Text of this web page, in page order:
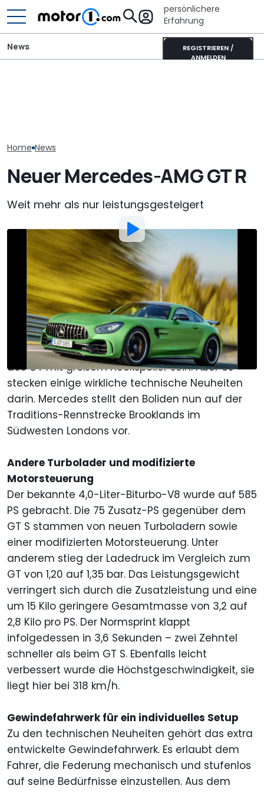
persönlichere
Erfahrung
REGISTRIEREN /
ANMELDEN
News
Home News
Neuer Mercedes-AMG GT R
Weit mehr als nur leistungsgesteigert
Von:Stefan Leichsenring
24. Jun. 2016um11:57 Uhr
Als bevorzugte Quelle Motor1.com
auf Google hinzufügen
Auf den ersten Blick mag der neue Mercedes-
AMG GT R nur eine leistungsgesteigerte Version
des GT mit großem Heckspoiler sein. Aber es
stecken einige wirkliche technische Neuheiten
darin. Mercedes stellt den Boliden nun auf der
Traditions-Rennstrecke Brooklands im
Südwesten Londons vor.
Andere Turbolader und modifizierte
Motorsteuerung
Der bekannte 4,0-Liter-Biturbo-V8 wurde auf 585
PS gebracht. Die 75 Zusatz-PS gegenüber dem
GT S stammen von neuen Turboladern sowie
einer modifizierten Motorsteuerung. Unter
anderem stieg der Ladedruck im Vergleich zum
GT von 1,20 auf 1,35 bar. Das Leistungsgewicht
verringert sich durch die Zusatzleistung und eine
um 15 Kilo geringere Gesamtmasse von 3,2 auf
2,8 Kilo pro PS. Der Normsprint klappt
infolgedessen in 3,6 Sekunden – zwei Zehntel
schneller als beim GT S. Ebenfalls leicht
verbessert wurde die Höchstgeschwindigkeit, sie
liegt hier bei 318 km/h.
Gewindefahrwerk für ein individuelles Setup
Zu den technischen Neuheiten gehört das extra
entwickelte Gewindefahrwerk. Es erlaubt dem
Fahrer, die Federung mechanisch und stufenlos
auf seine Bedürfnisse einzustellen. Aus dem